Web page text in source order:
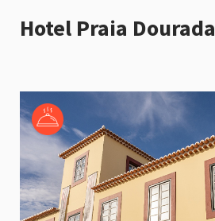
Hotel Praia Dourada